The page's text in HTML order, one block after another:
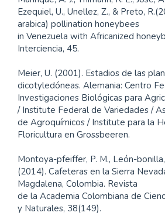
Ezequiel, U., Unellez, Z., & Preto,
arabica) pollination honeybees
in Venezuela with Africanized
Interciencia, 45.
Meier, U. (2001). Estadios de las
dicotyledóneas. Alemania: Centro
Investigaciones Biológicas para
/ Institute Federal de Variedades /
de Agroquímicos / Institute para la
Floricultura en Grossbeeren.
Montoya-pfeiffer, P. M., León-
(2014). Cafeteras en la Sierra
Magdalena, Colombia. Revista
de la Academia Colombiana de
y Naturales, 38(149).